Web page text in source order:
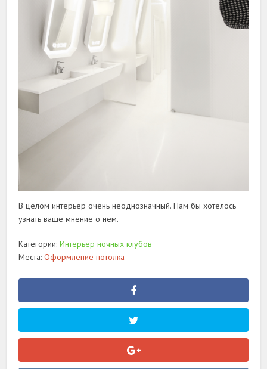
В целом интерьер очень неоднозначный. Нам бы хотелось
узнать ваше мнение о нем.
Категории:Интерьер ночных клубов
Места:Оформление потолка